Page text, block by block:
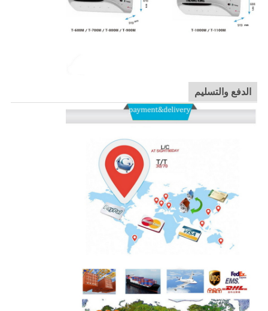
الدفع والتسليم